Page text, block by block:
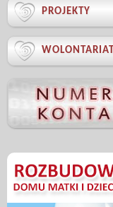
 PROJEKTY
 WOLONTARIAT